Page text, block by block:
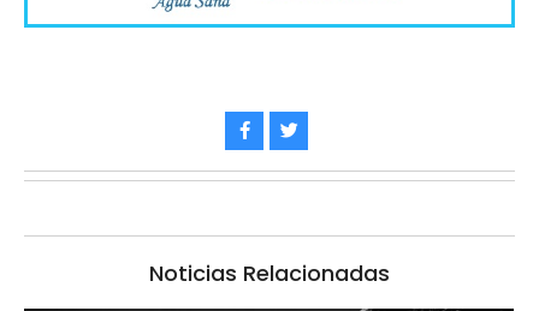
Noticias Relacionadas